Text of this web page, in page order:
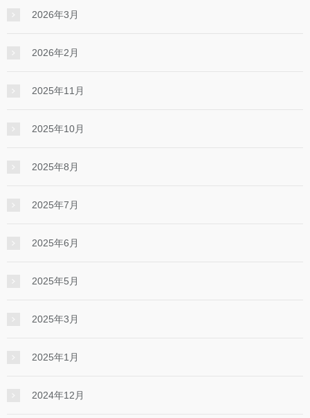
2026年3月
2026年2月
2025年11月
2025年10月
2025年8月
2025年7月
2025年6月
2025年5月
2025年3月
2025年1月
2024年12月